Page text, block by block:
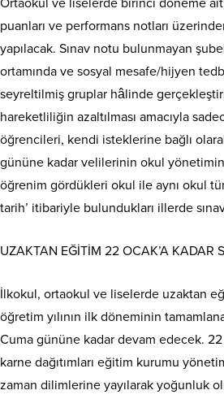
Ortaokul ve liselerde birinci döneme ait
puanları ve performans notları
yapılacak. Sınav notu bulunmayan
ortamında ve sosyal mesafe/hijyen
seyreltilmiş gruplar hâlinde
hareketliliğin azaltılması amacıyla
öğrencileri, kendi isteklerine bağlı
gününe kadar velilerinin okul
öğrenim gördükleri okul ile aynı okul
tarih’ itibariyle bulundukları illerde
UZAKTAN EĞİTİM 22 OCAK’A KADAR
İlkokul, ortaokul ve liselerde uzaktan
öğretim yılının ilk döneminin
Cuma gününe kadar devam edecek.
karne dağıtımları eğitim kurumu
zaman dilimlerine yayılarak yoğunluk